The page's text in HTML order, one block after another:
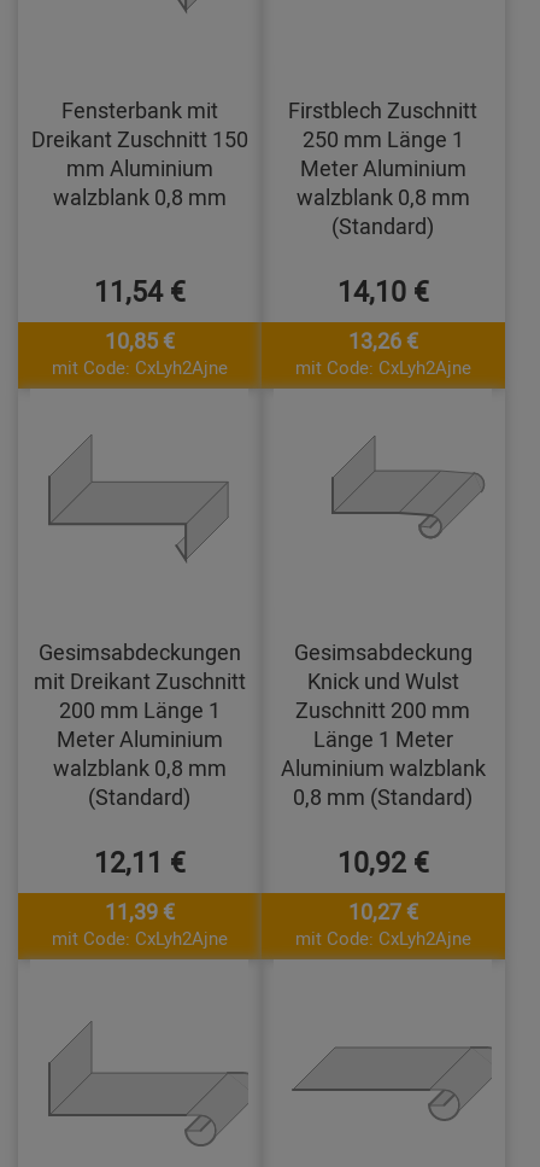
Fensterbank mit
Dreikant Zuschnitt 150
mm Aluminium
walzblank 0,8 mm
11,54 €
10,85 €
mit Code: CxLyh2Ajne
Firstblech Zuschnitt
250 mm Länge 1
Meter Aluminium
walzblank 0,8 mm
(Standard)
14,10 €
13,26 €
mit Code: CxLyh2Ajne
Gesimsabdeckungen
mit Dreikant Zuschnitt
200 mm Länge 1
Meter Aluminium
walzblank 0,8 mm
(Standard)
12,11 €
11,39 €
mit Code: CxLyh2Ajne
Gesimsabdeckung
Knick und Wulst
Zuschnitt 200 mm
Länge 1 Meter
Aluminium walzblank
0,8 mm (Standard)
10,92 €
10,27 €
mit Code: CxLyh2Ajne